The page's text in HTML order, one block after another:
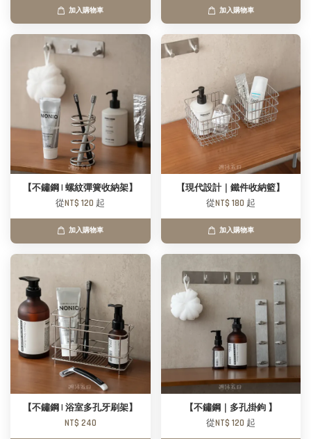
加入購物車 加入購物車
【不鏽鋼 | 螺紋彈簧收納架】
從NT$ 120 起
加入購物車
【現代設計｜鐵件收納籃】
從NT$ 180 起
加入購物車
【不鏽鋼 | 浴室多孔牙刷架】
NT$ 240
【不鏽鋼｜多孔掛鉤 】
從NT$ 120 起